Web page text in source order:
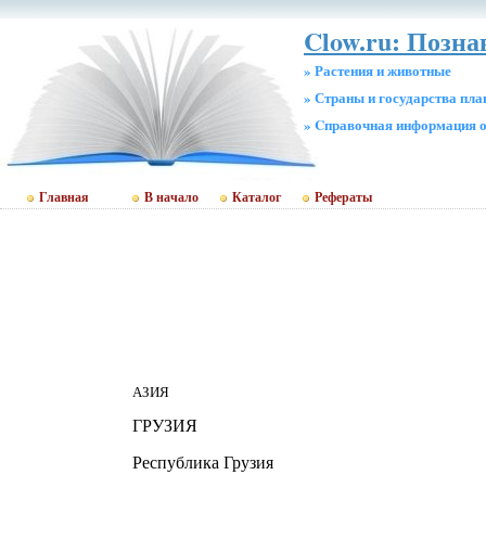
Clow.ru:
» Растения и животные
» Страны и государства
» Cправочная информация
Главная В начало Каталог Рефераты
АЗИЯ
ГРУЗИЯ
Республика Грузия